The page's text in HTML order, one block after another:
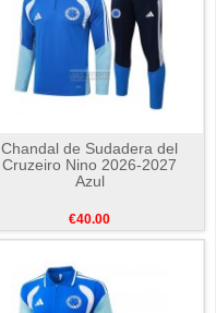
Chandal de Sudadera del
Cruzeiro Nino 2026-2027
Azul
€40.00